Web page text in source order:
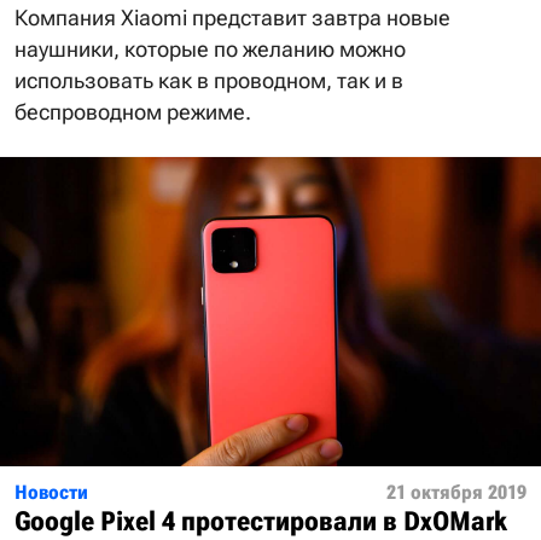
Компания Xiaomi представит завтра новые
наушники, которые по желанию можно
использовать как в проводном, так и в
беспроводном режиме.
Новости 21 октября 2019
Google Pixel 4 протестировали в DxOMark